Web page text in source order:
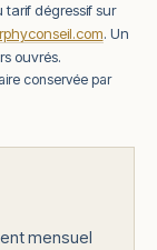
tarif dégressif sur
. Un
ouvrés.
conservée par
mensuel